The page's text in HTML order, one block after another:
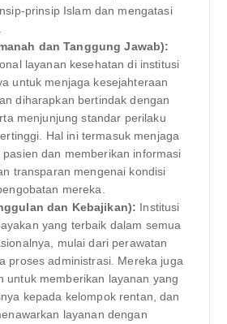
prinsip Islam dan mengatasi
dan Tanggung Jawab):
layanan kesehatan di institusi
untuk menjaga kesejahteraan
diharapkan bertindak dengan
menjunjung standar perilaku
Hal ini termasuk menjaga
pasien dan memberikan informasi
transparan mengenai kondisi
mereka.
dan Kebajikan): Institusi
yang terbaik dalam semua
mulai dari perawatan
proses administrasi. Mereka juga
untuk memberikan layanan yang
kepada kelompok rentan, dan
layanan dengan